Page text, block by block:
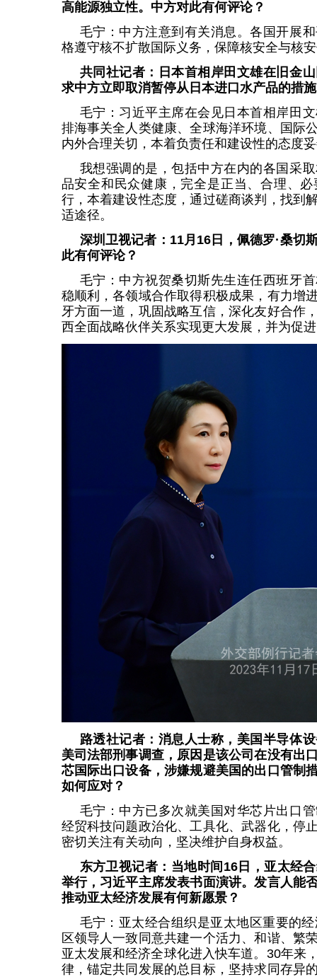
高能源独立性。中方对此有何评论？
毛宁：中方注意到有关消息。各国开展
格遵守核不扩散国际义务，保障核安全与核
共同社记者：日本首相岸田文雄在旧金
求中方立即取消暂停从日本进口水产品的措
毛宁：习近平主席在会见日本首相岸田
排海事关全人类健康、全球海洋环境、国际
内外合理关切，本着负责任和建设性的态度
我想强调的是，包括中方在内的各国采
品安全和民众健康，完全是正当、合理、
行，本着建设性态度，通过磋商谈判，找到
适途径。
深圳卫视记者：11月16日，佩德罗·桑切
此有何评论？
毛宁：中方祝贺桑切斯先生连任西班牙
稳顺利，各领域合作取得积极成果，有力增
牙方面一道，巩固战略互信，深化友好合作
西全面战略伙伴关系实现更大发展，并为促
路透社记者：消息人士称，美国半导体
美司法部刑事调查，原因是该公司在没有出
芯国际出口设备，涉嫌规避美国的出口管制
如何应对？
毛宁：中方已多次就美国对华芯片出口
经贸科技问题政治化、工具化、武器化，停
密切关注有关动向，坚决维护自身权益。
东方卫视记者：当地时间16日，亚太经
举行，习近平主席发表书面演讲。发言人能
推动亚太经济发展有何新愿景？
毛宁：亚太经合组织是亚太地区重要的
区领导人一致同意共建一个活力、和谐、繁
亚太发展和经济全球化进入快车道。30年来
律，锚定共同发展的总目标，坚持求同存异